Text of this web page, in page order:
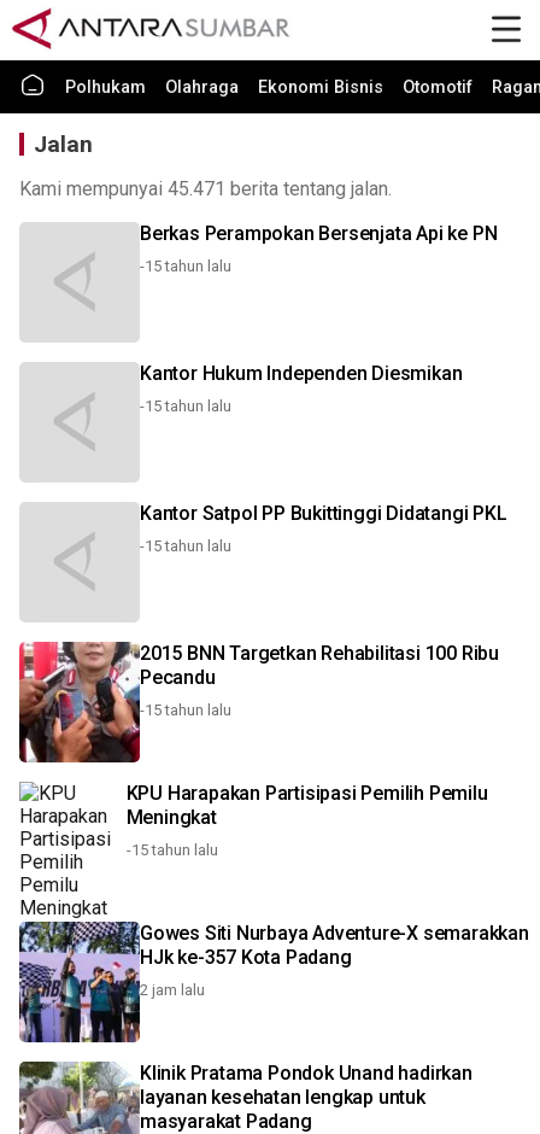
Polhukam Olahraga Ekonomi Bisnis Otomotif
Jalan
Kami mempunyai 45.471 berita tentang jalan.
Berkas Perampokan Bersenjata Api ke PN
-15 tahun lalu
Kantor Hukum Independen Diesmikan
-15 tahun lalu
Kantor Satpol PP Bukittinggi Didatangi PKL
-15 tahun lalu
2015 BNN Targetkan Rehabilitasi 100 Ribu
Pecandu
-15 tahun lalu
KPU Harapakan Partisipasi Pemilih Pemilu
Meningkat
-15 tahun lalu
Gowes Siti Nurbaya Adventure-X semarakkan
HJk ke-357 Kota Padang
2 jam lalu
Klinik Pratama Pondok Unand hadirkan
layanan kesehatan lengkap untuk
masyarakat Padang